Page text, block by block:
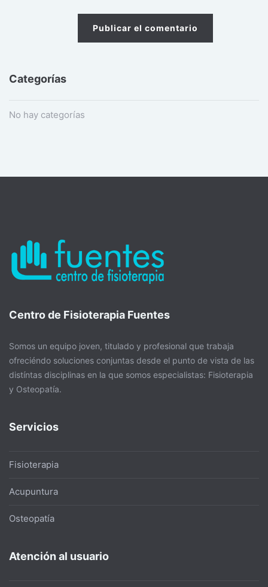
Categorías
No hay categorías
Centro de Fisioterapia Fuentes
Somos un equipo joven, titulado y profesional que trabaja
ofreciéndo soluciones conjuntas desde el punto de vista de las
distíntas disciplinas en la que somos especialistas: Fisioterapia
y Osteopatía.
Servicios
Fisioterapia
Acupuntura
Osteopatía
Atención al usuario